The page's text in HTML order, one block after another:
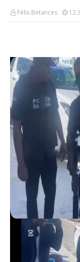
Félix Betances